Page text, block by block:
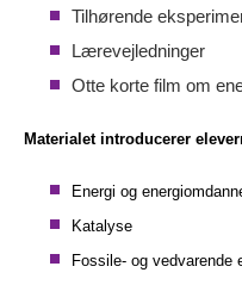
Tilhørende
Lærevejledninger
Otte korte film om
Materialet introducerer
Energi og
Katalyse
Fossile- og vedvarende